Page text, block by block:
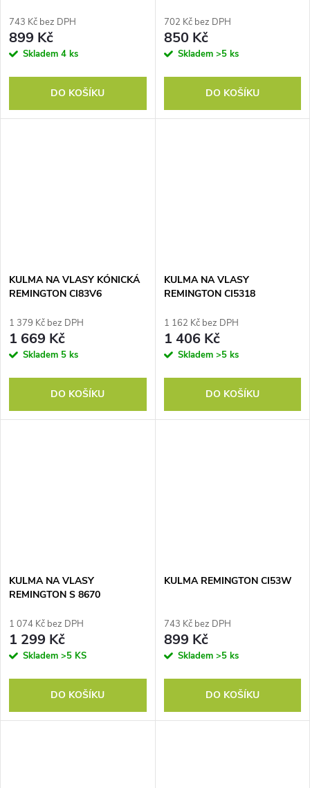
743 Kč bez DPH
899 Kč
Skladem 4 ks
DO KOŠÍKU
702 Kč bez DPH
850 Kč
Skladem >5 ks
DO KOŠÍKU
KULMA NA VLASY KÓNICKÁ
REMINGTON CI83V6
1 379 Kč bez DPH
1 669 Kč
Skladem 5 ks
DO KOŠÍKU
KULMA NA VLASY
REMINGTON CI5318
1 162 Kč bez DPH
1 406 Kč
Skladem >5 ks
DO KOŠÍKU
KULMA NA VLASY
REMINGTON S 8670
1 074 Kč bez DPH
1 299 Kč
Skladem >5 KS
DO KOŠÍKU
KULMA REMINGTON CI53W
743 Kč bez DPH
899 Kč
Skladem >5 ks
DO KOŠÍKU